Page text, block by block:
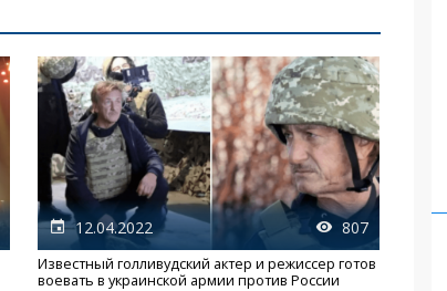
12.04.2022 807
Известный голливудский актер и режиссер готов
воевать в украинской армии против России